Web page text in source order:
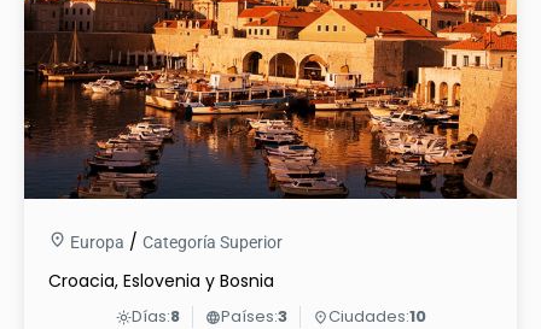
Europa / Categoría Superior
Croacia, Eslovenia y Bosnia
light_modeDías:8 languagePaíses:3 placeCiudades:10